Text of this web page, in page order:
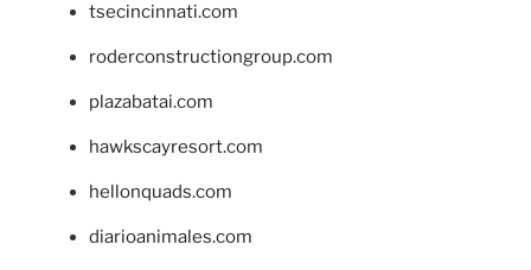
tsecincinnati.com
roderconstructiongroup.com
plazabatai.com
hawkscayresort.com
hellonquads.com
diarioanimales.com